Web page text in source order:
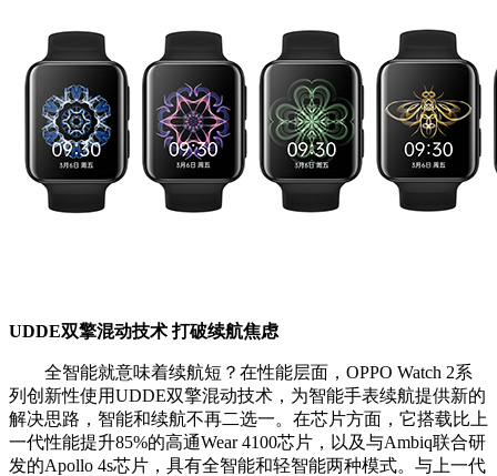
UDDE双擎混动技术 打破续航焦虑
全智能就意味着续航短？在性能层面，OPPO Watch 2系
列创新性使用UDDE双擎混动技术，为智能手表续航提供新的
解决思路，智能和续航不再二选一。在芯片方面，它搭载比上
一代性能提升85%的高通Wear 4100芯片，以及与Ambiq联合研
发的Apollo 4s芯片，具有全智能和轻智能两种模式。与上一代